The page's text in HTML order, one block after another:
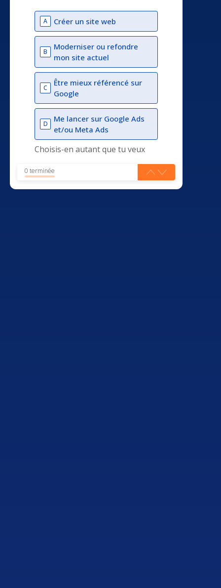
A Créer un site web
B
Moderniser ou refondre
mon site actuel
C
Être mieux référencé sur
Google
D
Me lancer sur Google Ads
et/ou Meta Ads
Choisis-en autant que tu veux
0 terminée